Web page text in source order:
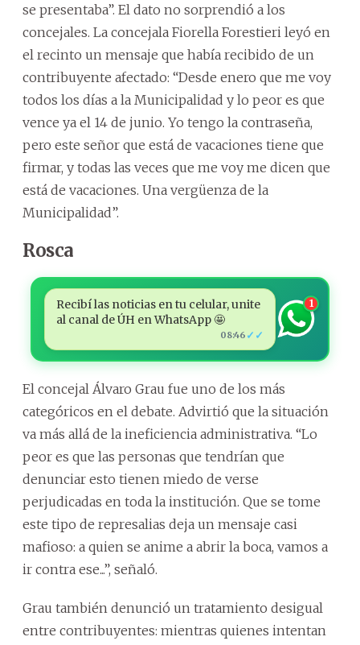
se presentaba”. El dato no sorprendió a los
concejales. La concejala Fiorella Forestieri leyó en
el recinto un mensaje que había recibido de un
contribuyente afectado: “Desde enero que me voy
todos los días a la Municipalidad y lo peor es que
vence ya el 14 de junio. Yo tengo la contraseña,
pero este señor que está de vacaciones tiene que
firmar, y todas las veces que me voy me dicen que
está de vacaciones. Una vergüenza de la
Municipalidad”.
Rosca
Recibí las noticias en tu celular, unite
al canal de ÚH en WhatsApp 🤩
08:46 ✓✓
1
El concejal Álvaro Grau fue uno de los más
categóricos en el debate. Advirtió que la situación
va más allá de la ineficiencia administrativa. “Lo
peor es que las personas que tendrían que
denunciar esto tienen miedo de verse
perjudicadas en toda la institución. Que se tome
este tipo de represalias deja un mensaje casi
mafioso: a quien se anime a abrir la boca, vamos a
ir contra ese...”, señaló.
Grau también denunció un tratamiento desigual
entre contribuyentes: mientras quienes intentan